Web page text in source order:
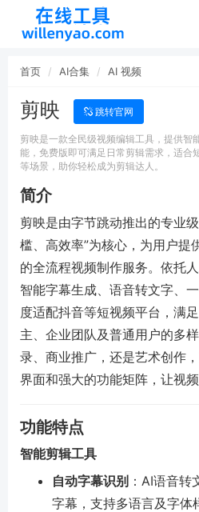
首页 AI合集 AI 视频
剪映 跳转官网
剪映是一款全民级视频编辑工具，提供智
能，免费版即可满足日常剪辑需求，适合
等场景，助你轻松成为剪辑达人。
简介
剪映是由字节跳动推出的专业
槛、高效率”为核心，为用户提
的全流程视频制作服务。依托
智能字幕生成、语音转文字、
度适配抖音等短视频平台，满
主、企业团队及普通用户的多
录、商业推广，还是艺术创作
界面和强大的功能矩阵，让视
功能特点
智能剪辑工具
自动字幕识别 ：AI语音
字幕，支持多语言及字体